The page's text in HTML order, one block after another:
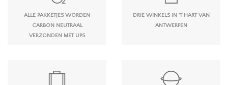
ALLE PAKKETJES WORDEN
CARBON NEUTRAAL
VERZONDEN MET UPS
DRIE WINKELS IN 'T HART VAN
ANTWERPEN